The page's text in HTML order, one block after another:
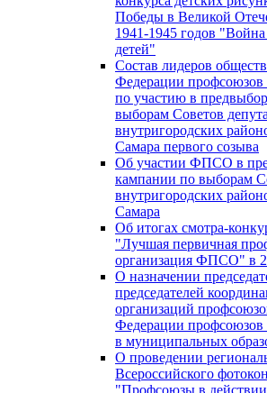
Победы в Великой
1941-1945 годов
детей"
Состав лидеров
Федерации профсоюзов
по участию в
выборам Советов
внутригородских
Самара первого созыва
Об участии ФПСО в
кампании по выборам
внутригородских
Самара
Об итогах смотра-
"Лучшая первичная
организация ФПСО" в
О назначении
председателей
организаций
Федерации профсоюзов
в муниципальных
О проведении
Всероссийского
"Профсоюзы в